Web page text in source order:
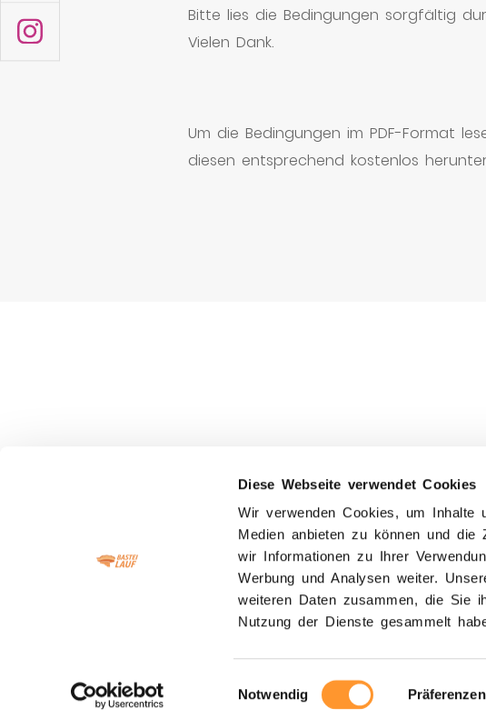
Diese Webseite verwendet Cookies
Wir verwenden Cookies, um Inhalte
Medien anbieten zu können und die
wir Informationen zu Ihrer
Werbung und Analysen weiter.
weiteren Daten zusammen, die Sie
Nutzung der Dienste gesammelt
Einwilligungsauswahl
Notwendig Präferenzen
Bitte lies die Bedingungen sorgfältig
Vielen Dank.
Um die Bedingungen im PDF-Format
diesen entsprechend kostenlos